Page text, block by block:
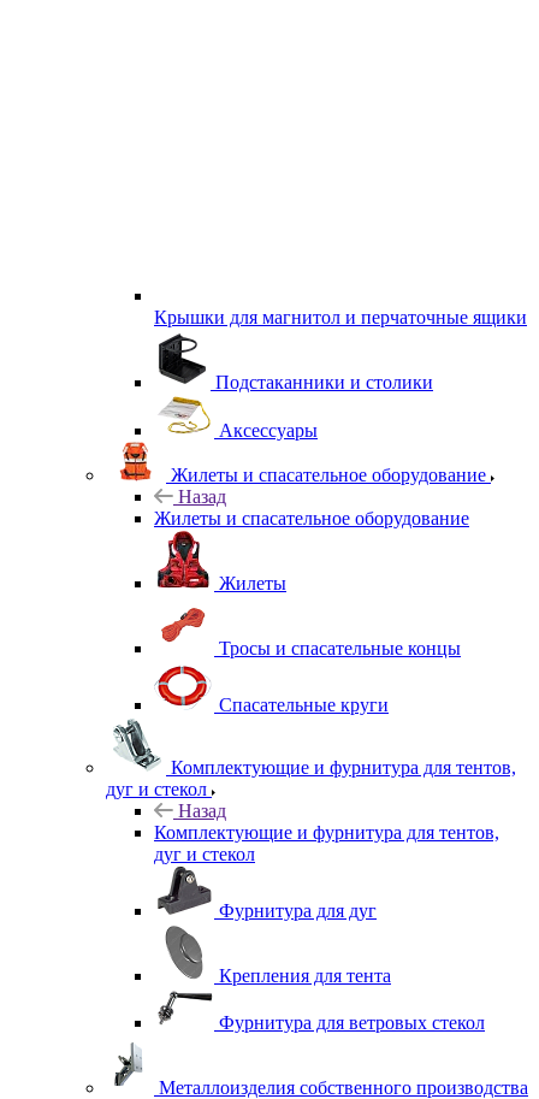
Крышки для магнитол и перчаточные ящики
Подстаканники и столики
Аксессуары
Жилеты и спасательное оборудование
Назад
Жилеты и спасательное оборудование
Жилеты
Тросы и спасательные концы
Спасательные круги
Комплектующие и фурнитура для тентов,
дуг и стекол
Назад
Комплектующие и фурнитура для тентов,
дуг и стекол
Фурнитура для дуг
Крепления для тента
Фурнитура для ветровых стекол
Металлоизделия собственного производства